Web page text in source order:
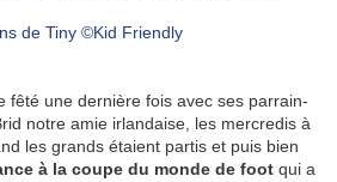
fêté une dernière fois avec ses parrain-
notre amie irlandaise, les mercredis à
les grands étaient partis et puis bien
à la coupe du monde de foot qui a